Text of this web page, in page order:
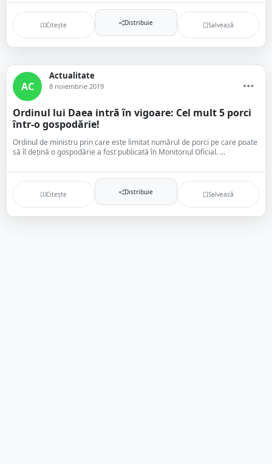
Citește Distribuie Salvează
AC
Actualitate
8 noiembrie 2019
Ordinul lui Daea intră în vigoare: Cel mult 5 porci
într-o gospodărie!
Ordinul de ministru prin care este limitat numărul de porci pe care poate
să îl dețină o gospodărie a fost publicată în Monitoriul Oficial. ...
Citește Distribuie Salvează